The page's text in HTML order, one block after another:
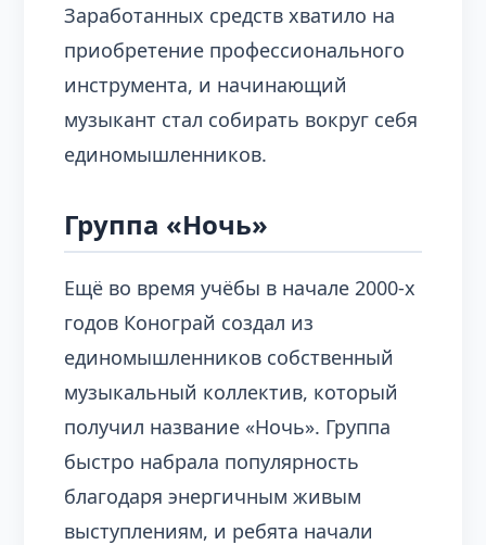
Заработанных средств хватило на
приобретение профессионального
инструмента, и начинающий
музыкант стал собирать вокруг себя
единомышленников.
Группа «Ночь»
Ещё во время учёбы в начале 2000-х
годов Конограй создал из
единомышленников собственный
музыкальный коллектив, который
получил название «Ночь». Группа
быстро набрала популярность
благодаря энергичным живым
выступлениям, и ребята начали